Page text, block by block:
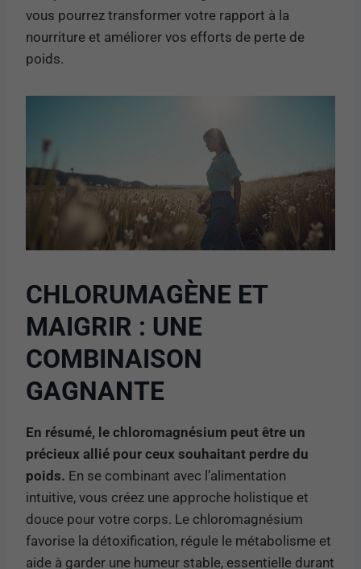
vous pourrez transformer votre rapport à la
nourriture et améliorer vos efforts de perte de
poids.
CHLORUMAGÈNE ET
MAIGRIR : UNE
COMBINAISON
GAGNANTE
En résumé, le chloromagnésium peut être un
précieux allié pour ceux souhaitant perdre du
poids. En se combinant avec l’alimentation
intuitive, vous créez une approche holistique et
douce pour votre corps. Le chloromagnésium
favorise la détoxification, régule le métabolisme et
aide à garder une humeur stable, essentielle durant